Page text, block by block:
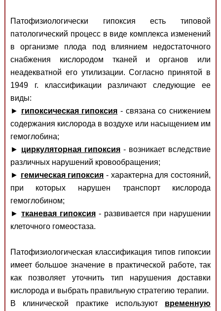
Патофизиологически гипоксия есть типовой
патологический процесс в виде комплекса изменений
в организме плода под влиянием недостаточного
снабжения кислородом тканей и органов или
неадекватной его утилизации. Согласно принятой в
1949 г. классификации различают следующие ее
виды:
► гипоксическая гипоксия - связана со снижением
содержания кислорода в воздухе или насыщением им
гемоглобина;
► циркуляторная гипоксия - возникает вследствие
различных нарушений кровообращения;
► гемическая гипоксия - характерна для состояний,
при которых нарушен транспорт кислорода
гемоглобином;
► тканевая гипоксия- развивается при нарушении
клеточного гомеостаза.
Патофизиологическая классификация типов гипоксии
имеет большое значение в практической работе, так
как позволяет уточнить тип нарушения доставки
кислорода и выбрать правильную стратегию терапии.
В клинической практике используют временную